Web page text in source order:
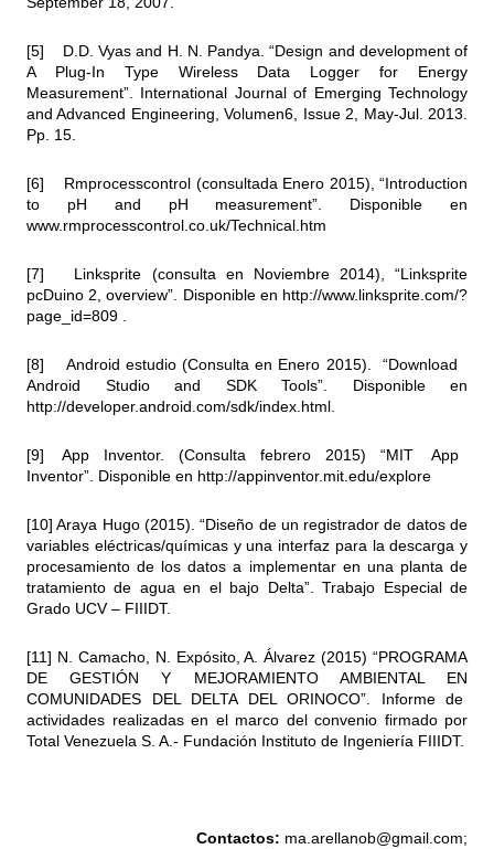
[5] D.D. Vyas and H. N. Pandya. “Design and development of
A Plug-In Type Wireless Data Logger for Energy
Measurement”. International Journal of Emerging Technology
and Advanced Engineering, Volumen6, Issue 2, May-Jul. 2013.
Pp. 15.
[6] Rmprocesscontrol (consultada Enero 2015), “Introduction
to pH and pH measurement”. Disponible en
www.rmprocesscontrol.co.uk/Technical.htm
[7] Linksprite (consulta en Noviembre 2014), “Linksprite
pcDuino 2, overview”. Disponible en http://www.linksprite.com/?
page_id=809 .
[8] Android estudio (Consulta en Enero 2015). “Download
Android Studio and SDK Tools”. Disponible en
http://developer.android.com/sdk/index.html.
[9] App Inventor. (Consulta febrero 2015) “MIT App
Inventor”. Disponible en http://appinventor.mit.edu/explore
[10] Araya Hugo (2015). “Diseño de un registrador de datos de
variables eléctricas/químicas y una interfaz para la descarga y
procesamiento de los datos a implementar en una planta de
tratamiento de agua en el bajo Delta”. Trabajo Especial de
Grado UCV – FIIIDT.
[11] N. Camacho, N. Expósito, A. Álvarez (2015) “PROGRAMA
DE GESTIÓN Y MEJORAMIENTO AMBIENTAL EN
COMUNIDADES DEL DELTA DEL ORINOCO”. Informe de
actividades realizadas en el marco del convenio firmado por
Total Venezuela S. A.- Fundación Instituto de Ingeniería FIIIDT.
Contactos: ma.arellanob@gmail.com;